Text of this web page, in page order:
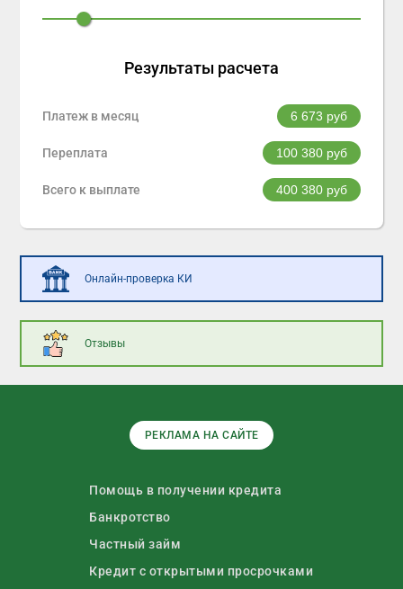
Результаты расчета
Платеж в месяц 6 673 руб
Переплата 100 380руб
Всего к выплате 400 380руб
Онлайн-проверка КИ
Отзывы
РЕКЛАМА НА САЙТЕ
Помощь в получении кредита
Банкротство
Частный займ
Кредит с открытыми просрочками